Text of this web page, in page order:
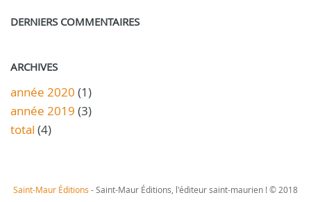
DERNIERS COMMENTAIRES
ARCHIVES
année 2020 (1)
année 2019 (3)
total (4)
Saint-Maur Éditions - Saint-Maur Éditions, l'éditeur saint-maurien ! © 2018